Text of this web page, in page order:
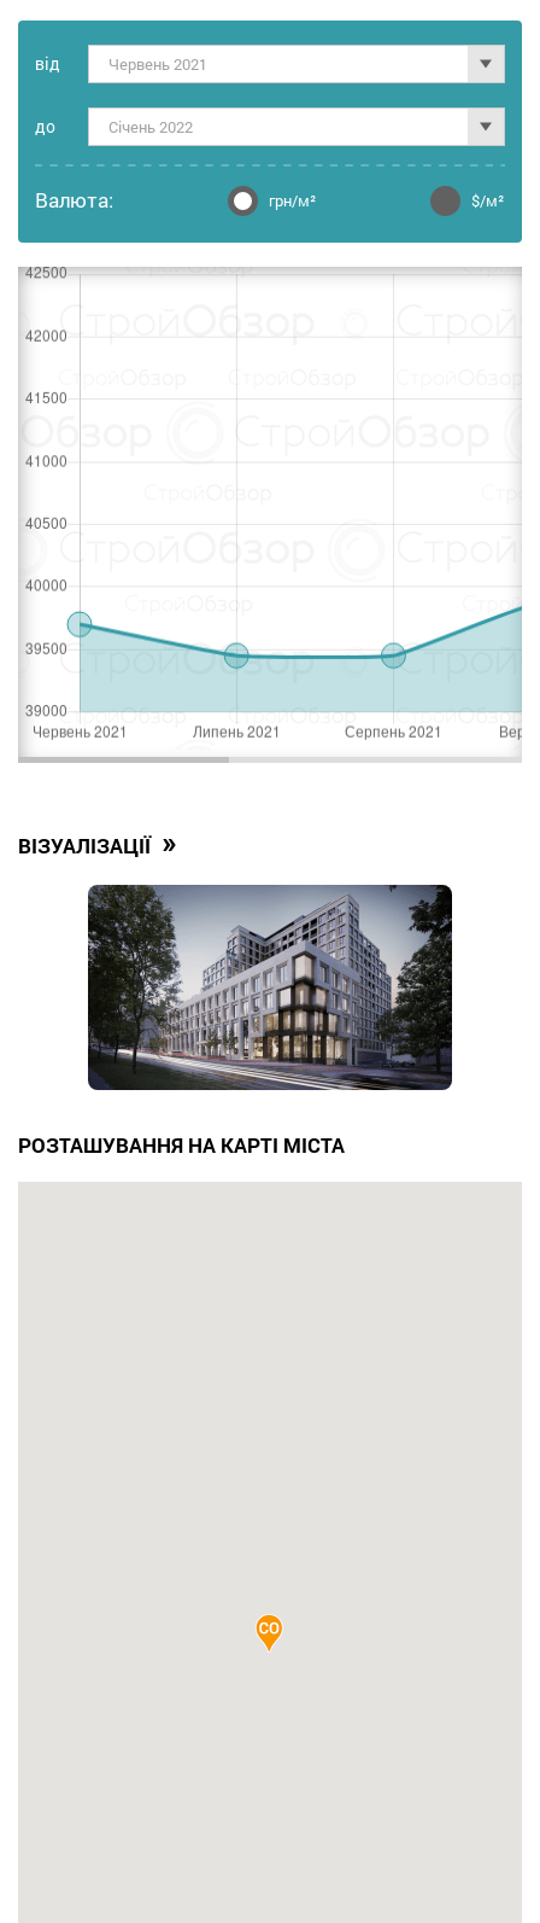
від Червень 2021
до Січень 2022
Валюта: грн/м² $/м²
ВІЗУАЛІЗАЦІЇ »
РОЗТАШУВАННЯ НА КАРТІ МІСТА